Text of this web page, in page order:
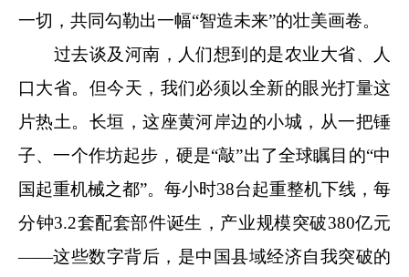
一切，共同勾勒出一幅“智造未来”的壮美画卷。
过去谈及河南，人们想到的是农业大省、人
口大省。但今天，我们必须以全新的眼光打量这
片热土。长垣，这座黄河岸边的小城，从一把锤
子、一个作坊起步，硬是“敲”出了全球瞩目的“中
国起重机械之都”。每小时38台起重整机下线，每
分钟3.2套配套部件诞生，产业规模突破380亿元
——这些数字背后，是中国县域经济自我突破的